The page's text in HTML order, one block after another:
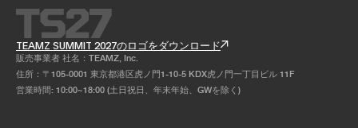
TEAMZ SUMMIT 2027のロゴをダウンロード
販売事業者 社名：TEAMZ, Inc.
住所：〒105-0001 東京都港区虎ノ門1-10-5 KDX虎ノ門一丁目ビル 11F
営業時間: 10:00~18:00 (土日祝日、年末年始、GWを除く)